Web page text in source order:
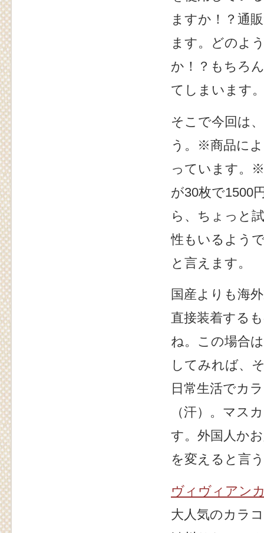
ますか！？通
ます。どのよ
か！？もちろ
てしまいます
そこで今回は
う。※商品に
っています。
が30枚で1500
ら、ちょっと
性もいるよう
と言えます。
国産よりも海
直接装着する
ね。この場合
してみれば、
日常生活でカ
（汗）。マス
す。外国人か
を変えると言
ヴィヴィアン
大人気のカラ